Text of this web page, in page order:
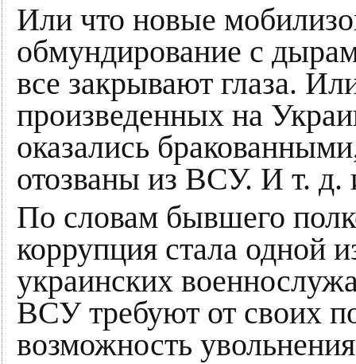
Или что новые
обмундирование с
все закрывают глаза.
произведенных на
оказались
отозваны из ВСУ. И т. д.
По словам бывшего
коррупция стала одной
украинских
ВСУ требуют от своих
возможность